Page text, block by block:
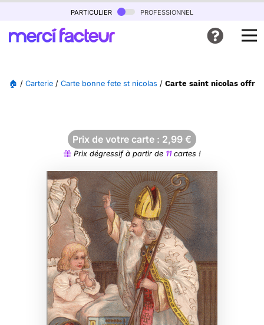
particulier professionnel
🏠 / Carterie / Carte bonne fete st nicolas / Carte saint nicolas offre
Prix de votre carte : 2,99 €
Prix dégressif à partir de 11cartes !